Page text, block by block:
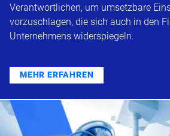
Verantwortlichen, um umsetzbare
vorzuschlagen, die sich auch in den
Unternehmens widerspiegeln.
MEHR ERFAHREN